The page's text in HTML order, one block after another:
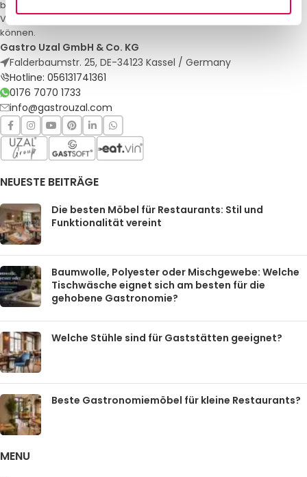
bieten maßgeschneiderte Lösungen für Restaurants, Hotels und
Veranstaltungen. Qualität und Service, auf die Sie sich verlassen
können.
Gastro Uzal GmbH & Co. KG
Falderbaumstr. 25, DE-34123 Kassel / Germany
Hotline: 056131741361
0176 7070 1733
info@gastrouzal.com
NEUESTE BEITRÄGE
Die besten Möbel für Restaurants: Stil und
Funktionalität vereint
Baumwolle, Polyester oder Mischgewebe: Welche
Tischwäsche eignet sich am besten für die
gehobene Gastronomie?
Welche Stühle sind für Gaststätten geeignet?
Beste Gastronomiemöbel für kleine Restaurants?
MENU